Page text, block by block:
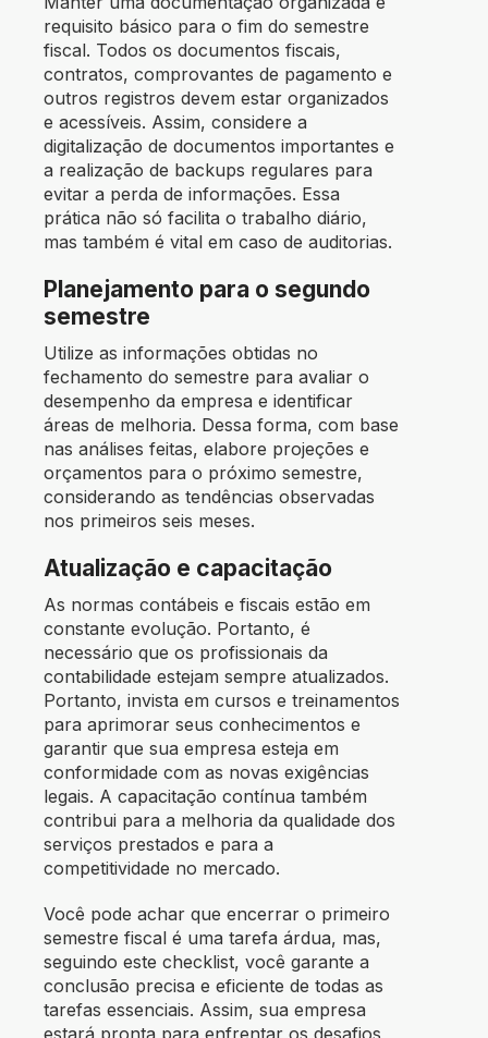
requisito básico para o fim do semestre
fiscal. Todos os documentos fiscais,
contratos, comprovantes de pagamento e
outros registros devem estar organizados
e acessíveis. Assim, considere a
digitalização de documentos importantes e
a realização de backups regulares para
evitar a perda de informações. Essa
prática não só facilita o trabalho diário,
mas também é vital em caso de auditorias.
Planejamento para o segundo
semestre
Utilize as informações obtidas no
fechamento do semestre para avaliar o
desempenho da empresa e identificar
áreas de melhoria. Dessa forma, com base
nas análises feitas, elabore projeções e
orçamentos para o próximo semestre,
considerando as tendências observadas
nos primeiros seis meses.
Atualização e capacitação
As normas contábeis e fiscais estão em
constante evolução. Portanto, é
necessário que os profissionais da
contabilidade estejam sempre atualizados.
Portanto, invista em cursos e treinamentos
para aprimorar seus conhecimentos e
garantir que sua empresa esteja em
conformidade com as novas exigências
legais. A capacitação contínua também
contribui para a melhoria da qualidade dos
serviços prestados e para a
competitividade no mercado.
Você pode achar que encerrar o primeiro
semestre fiscal é uma tarefa árdua, mas,
seguindo este checklist, você garante a
conclusão precisa e eficiente de todas as
tarefas essenciais. Assim, sua empresa
estará pronta para enfrentar os desafios